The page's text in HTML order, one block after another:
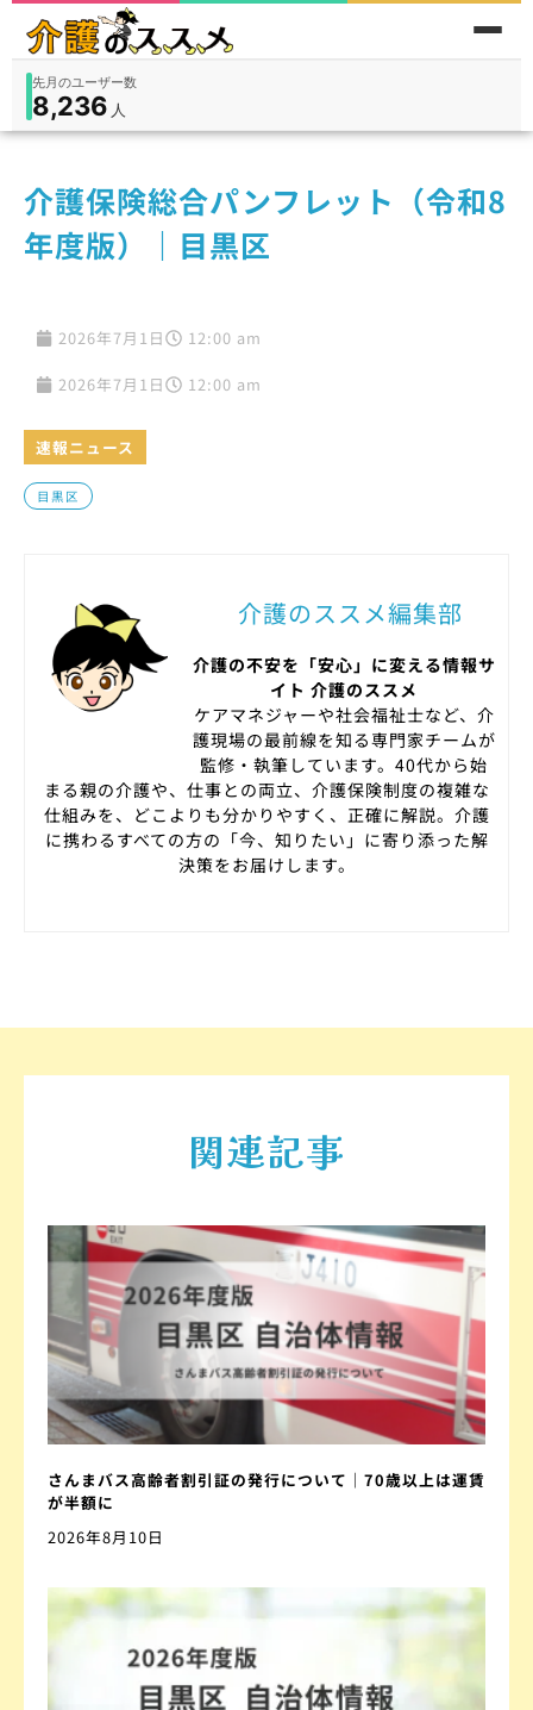
在宅9,360入所3,194
先月のユーザー数
8,236 人
件
介護保険総合パンフレット（令和8
年度版）｜目黒区
2026年7月1日 12:00 am
2026年7月1日 12:00 am
速報ニュース
目黒区
介護のススメ編集部
介護の不安を「安心」に変える情報サ
イト 介護のススメ
ケアマネジャーや社会福祉士など、介
護現場の最前線を知る専門家チームが
監修・執筆しています。40代から始
まる親の介護や、仕事との両立、介護保険制度の複雑な
仕組みを、どこよりも分かりやすく、正確に解説。介護
に携わるすべての方の「今、知りたい」に寄り添った解
決策をお届けします。
関連記事
さんまバス高齢者割引証の発行について｜70歳以上は運賃
が半額に
2026年8月10日